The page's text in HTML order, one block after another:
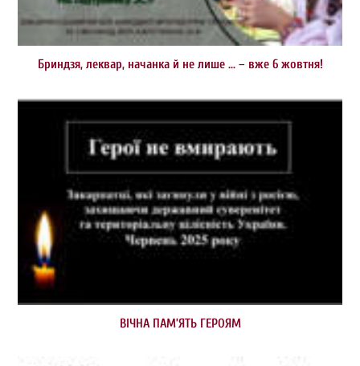
Бриндзя, леквар, начанка й не лише … – вже 6 жовтня!
ВІЧНА ПАМ’ЯТЬ ГЕРОЯМ